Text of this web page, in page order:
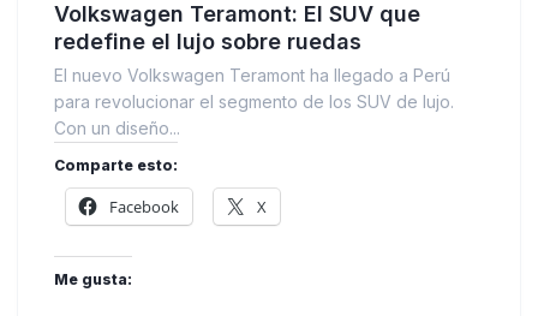
Volkswagen Teramont: El SUV que
redefine el lujo sobre ruedas
El nuevo Volkswagen Teramont ha llegado a Perú
para revolucionar el segmento de los SUV de lujo.
Con un diseño...
Comparte esto:
Facebook X
Me gusta: